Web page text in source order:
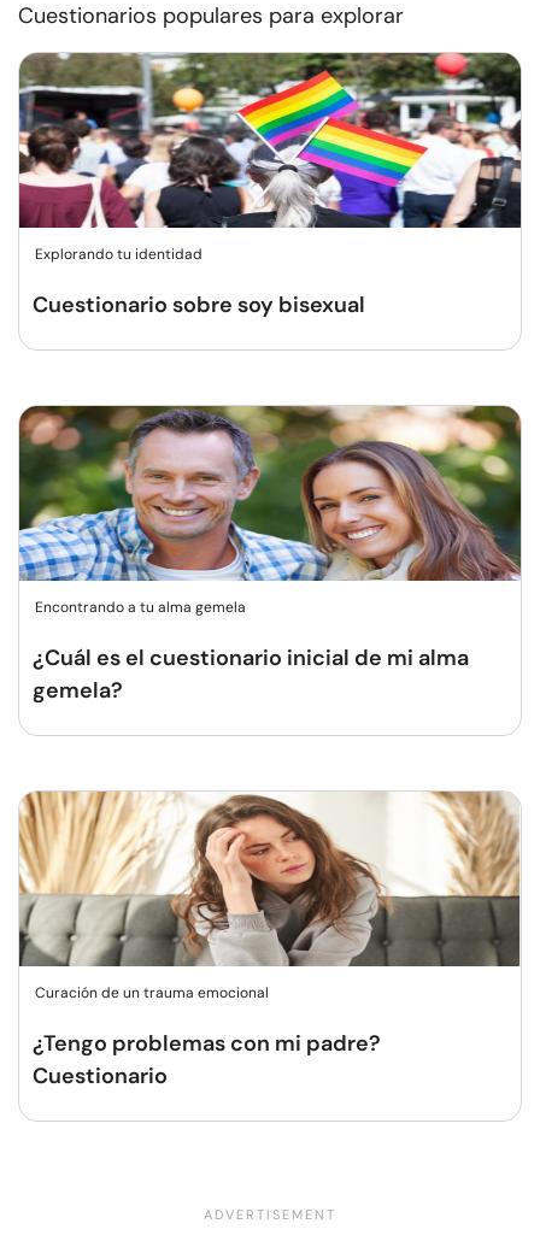
Cuestionarios populares para explorar
Explorando tu identidad
Cuestionario sobre soy bisexual
Encontrando a tu alma gemela
¿Cuál es el cuestionario inicial de mi alma
gemela?
Curación de un trauma emocional
¿Tengo problemas con mi padre?
Cuestionario